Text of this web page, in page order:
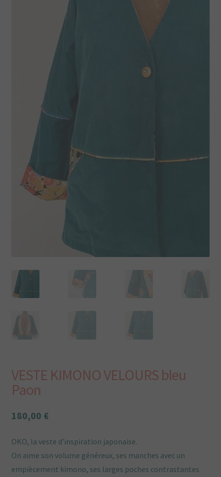
La boutique Tissumi
Love Nani Iro et jolis tissus
Mentions légales
Mon compte
Nous contacter
Offrez une carte cadeau
Points de vente
Politique de confidentialité
Une envie particulière
VESTE KIMONO VELOURS bleu
Paon
180,00 €
OKO, la veste d’inspiration japonaise.
On aime son volume généreux, ses manches avec un
empiècement kimono, ses larges poches contrastantes